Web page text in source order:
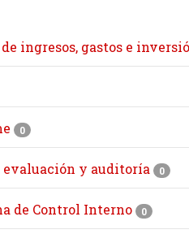
ingresos, gastos e
0
evaluación y auditoría 0
de Control Interno 0